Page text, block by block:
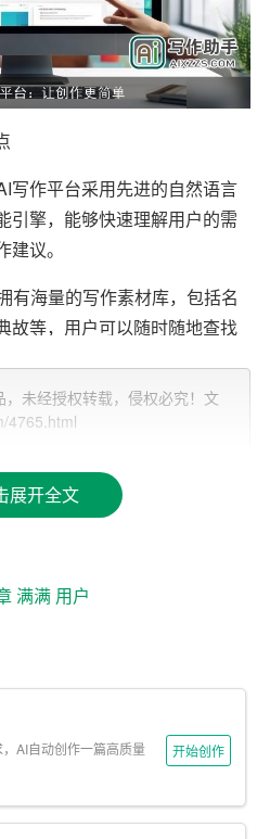
写作平台采用先进的自然语言
引擎，能够快速理解用户的需
议。
有海量的写作素材库，包括名
故等，用户可以随时随地查找
AI写作平台支持多种写作风
，用户可以根据文章类型和场
更具吸引力。
智能语法纠错功能，能够自动
基本要求，平台即可自动生成
用户的时间和精力。
用户输入的关键词生成相关话
到写作灵感，解决“写什么”的问
未经授权转载，侵权必究！文
4765.html
展开全文
满满 用户
AI自动创作一篇高质量
开始创作